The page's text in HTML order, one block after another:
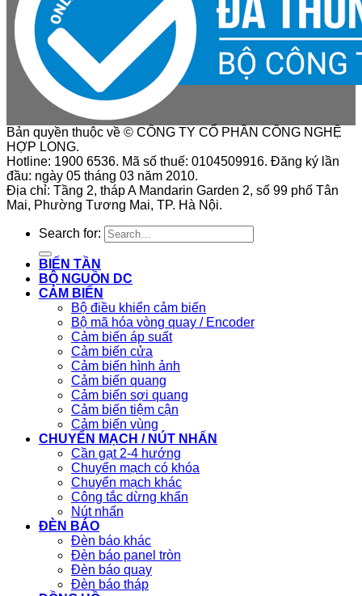
Bản quyền thuộc về © CÔNG TY CỔ PHẦN CÔNG NGHỆ
HỢP LONG.
Hotline: 1900 6536. Mã số thuế: 0104509916. Đăng ký lần
đầu: ngày 05 tháng 03 năm 2010.
Địa chỉ: Tầng 2, tháp A Mandarin Garden 2, số 99 phố Tân
Mai, Phường Tương Mai, TP. Hà Nội.
Search for:
BIẾN TẦN
BỘ NGUỒN DC
CẢM BIẾN
Bộ điều khiển cảm biến
Bộ mã hóa vòng quay / Encoder
Cảm biến áp suất
Cảm biến cửa
Cảm biến hình ảnh
Cảm biến quang
Cảm biến sợi quang
Cảm biến tiệm cận
Cảm biến vùng
CHUYỂN MẠCH / NÚT NHẤN
Cần gạt 2-4 hướng
Chuyển mạch có khóa
Chuyển mạch khác
Công tắc dừng khẩn
Nút nhấn
ĐÈN BÁO
Đèn báo khác
Đèn báo panel tròn
Đèn báo quay
Đèn báo tháp